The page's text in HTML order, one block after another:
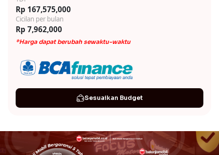
Rp 167,575,000
Cicilan per bulan
Rp 7,962,000
*Harga dapat berubah sewaktu-waktu
Sesuaikan Budget